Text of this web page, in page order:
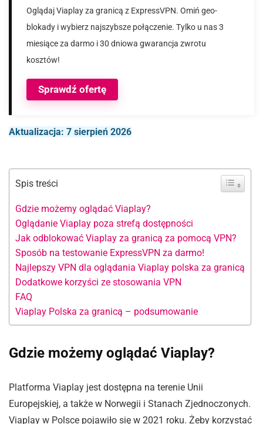
Sprawdź ofertę
Oglądaj Viaplay za granicą z ExpressVPN. Omiń geo-
blokady i wybierz najszybsze połączenie. Tylko u nas 3
miesiące za darmo i 30 dniowa gwarancja zwrotu
kosztów!
Aktualizacja: 7 sierpień 2026
Spis treści
Gdzie możemy oglądać Viaplay?
Oglądanie Viaplay poza strefą dostępności
Jak odblokować Viaplay za granicą za pomocą VPN?
Sposób na testowanie ExpressVPN za darmo!
Najlepszy VPN dla oglądania Viaplay polska za granicą
Dodatkowe korzyści ze stosowania VPN
FAQ
Viaplay Polska za granicą – podsumowanie
Gdzie możemy oglądać Viaplay?
Platforma Viaplay jest dostępna na terenie Unii
Europejskiej, a także w Norwegii i Stanach Zjednoczonych.
Viaplay w Polsce pojawiło się w 2021 roku. Żeby korzystać